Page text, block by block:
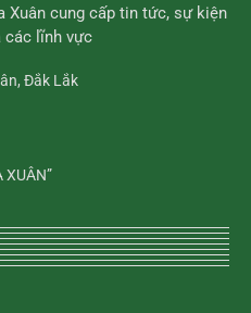
Xuân cung cấp tin tức, sự kiện
các lĩnh vực
Đắk Lắk
XUÂN”